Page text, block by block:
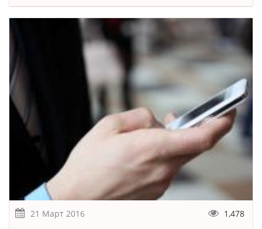
21 Март 2016 1,478